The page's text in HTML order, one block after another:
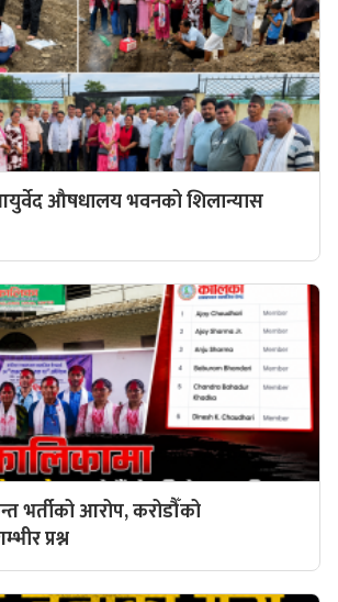
औषधालय भवनको शिलान्यास
भर्तीको आरोप, करोडौँको
प्रश्न